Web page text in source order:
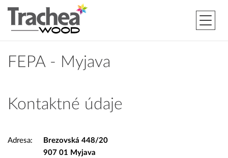
FEPA - Myjava
Kontaktné údaje
Adresa
Brezovská 448/20
907 01 Myjava